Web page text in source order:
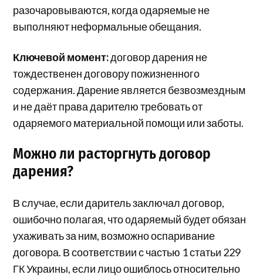
разочаровываются, когда одаряемые не
выполняют неформальные обещания.
Ключевой момент:договор дарения не
тождественен договору пожизненного
содержания. Дарение является безвозмездным
и не даёт права дарителю требовать от
одаряемого материальной помощи или заботы.
Можно ли расторгнуть договор
дарения?
В случае, если даритель заключал договор,
ошибочно полагая, что одаряемый будет обязан
ухаживать за ним, возможно оспаривание
договора. В соответствии с частью 1 статьи 229
ГК Украины, если лицо ошиблось относительно